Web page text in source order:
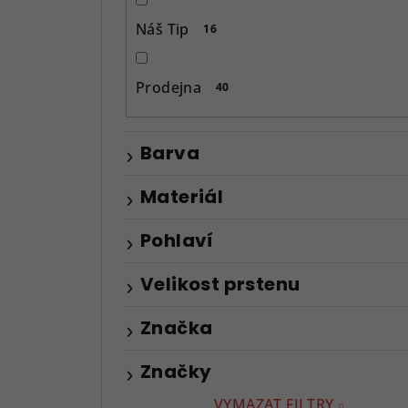
Náš Tip 16
Prodejna 40
Značky
Barva
Materiál
Pohlaví
Velikost prstenu
Značka